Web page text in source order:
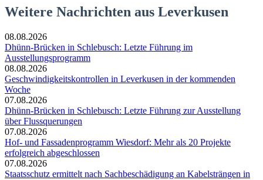
Weitere Nachrichten aus Leverkusen
08.08.2026
Dhünn-Brücken in Schlebusch: Letzte Führung im
Ausstellungsprogramm
08.08.2026
Geschwindigkeitskontrollen in Leverkusen in der kommenden
Woche
07.08.2026
Dhünn-Brücken in Schlebusch: Letzte Führung zur Ausstellung
über Flussquerungen
07.08.2026
Hof- und Fassadenprogramm Wiesdorf: Mehr als 20 Projekte
erfolgreich abgeschlossen
07.08.2026
Staatsschutz ermittelt nach Sachbeschädigung an Kabelsträngen in